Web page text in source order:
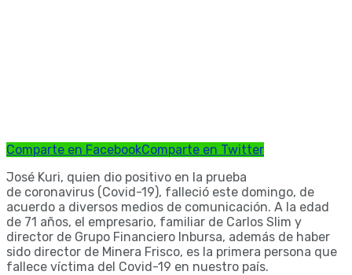
Comparte en FacebookComparte en Twitter
José Kuri, quien dio positivo en la prueba
de coronavirus (Covid-19), falleció este domingo, de
acuerdo a diversos medios de comunicación. A la edad
de 71 años, el empresario, familiar de Carlos Slim y
director de Grupo Financiero Inbursa, además de haber
sido director de Minera Frisco, es la primera persona que
fallece víctima del Covid-19 en nuestro país.